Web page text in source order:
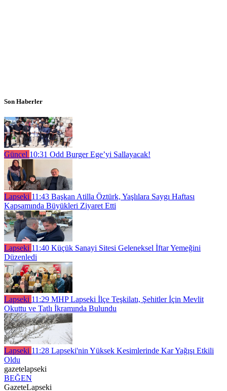
Son Haberler
Güncel 10:31 Odd Burger Ege’yi Sallayacak!
Lapseki 11:43 Başkan Atilla Öztürk, Yaşlılara Saygı Haftası
Kapsamında Büyükleri Ziyaret Etti
Lapseki 11:40 Küçük Sanayi Sitesi Geleneksel İftar Yemeğini
Düzenledi
Lapseki 11:29 MHP Lapseki İlçe Teşkilatı, Şehitler İçin Mevlit
Okuttu ve Tatlı İkramında Bulundu
Lapseki 11:28 Lapseki'nin Yüksek Kesimlerinde Kar Yağışı Etkili
Oldu
gazetelapseki
BEĞEN
GazeteLapseki